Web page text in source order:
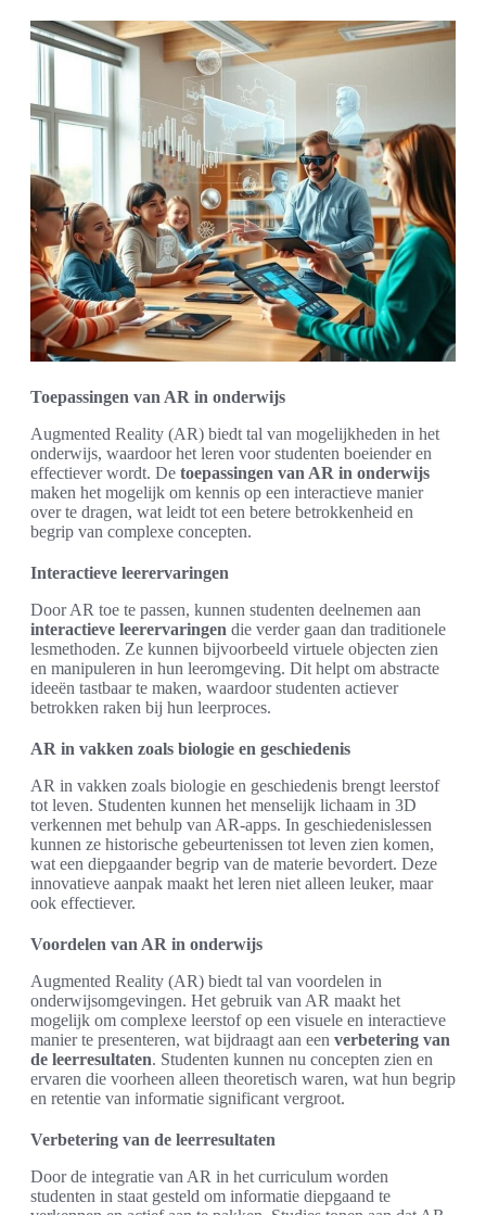
Toepassingen van AR in onderwijs
Augmented Reality (AR) biedt tal van mogelijkheden in het
onderwijs, waardoor het leren voor studenten boeiender en
effectiever wordt. De toepassingen van AR in onderwijs
maken het mogelijk om kennis op een interactieve manier
over te dragen, wat leidt tot een betere betrokkenheid en
begrip van complexe concepten.
Interactieve leerervaringen
Door AR toe te passen, kunnen studenten deelnemen aan
interactieve leerervaringen die verder gaan dan traditionele
lesmethoden. Ze kunnen bijvoorbeeld virtuele objecten zien
en manipuleren in hun leeromgeving. Dit helpt om abstracte
ideeën tastbaar te maken, waardoor studenten actiever
betrokken raken bij hun leerproces.
AR in vakken zoals biologie en geschiedenis
AR in vakken zoals biologie en geschiedenis brengt leerstof
tot leven. Studenten kunnen het menselijk lichaam in 3D
verkennen met behulp van AR-apps. In geschiedenislessen
kunnen ze historische gebeurtenissen tot leven zien komen,
wat een diepgaander begrip van de materie bevordert. Deze
innovatieve aanpak maakt het leren niet alleen leuker, maar
ook effectiever.
Voordelen van AR in onderwijs
Augmented Reality (AR) biedt tal van voordelen in
onderwijsomgevingen. Het gebruik van AR maakt het
mogelijk om complexe leerstof op een visuele en interactieve
manier te presenteren, wat bijdraagt aan een verbetering van
de leerresultaten. Studenten kunnen nu concepten zien en
ervaren die voorheen alleen theoretisch waren, wat hun begrip
en retentie van informatie significant vergroot.
Verbetering van de leerresultaten
Door de integratie van AR in het curriculum worden
studenten in staat gesteld om informatie diepgaand te